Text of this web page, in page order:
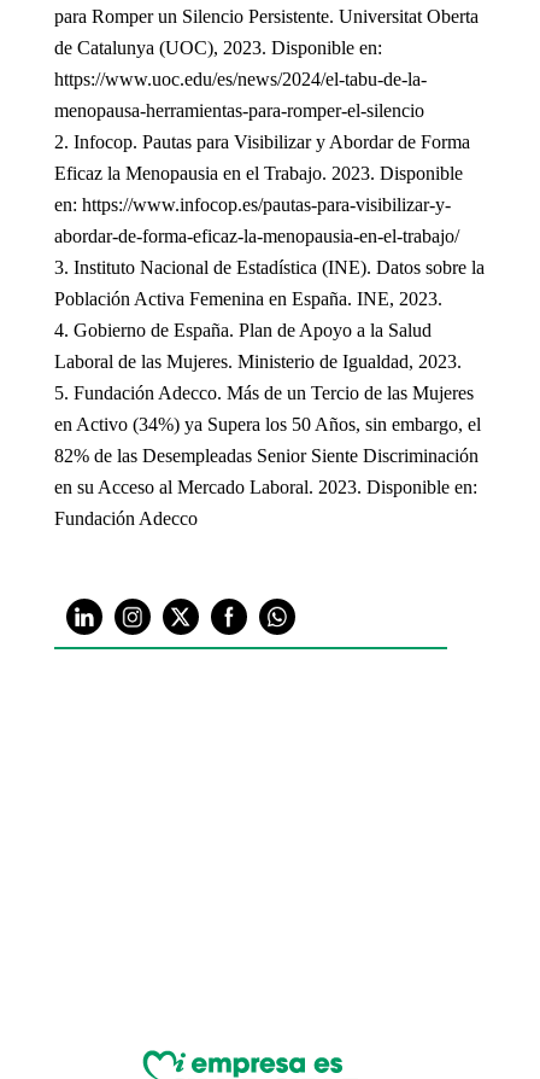
para Romper un Silencio Persistente. Universitat Oberta
de Catalunya (UOC), 2023. Disponible en:
https://www.uoc.edu/es/news/2024/el-tabu-de-la-
menopausa-herramientas-para-romper-el-silencio
Infocop. Pautas para Visibilizar y Abordar de Forma
Eficaz la Menopausia en el Trabajo. 2023. Disponible
en: https://www.infocop.es/pautas-para-visibilizar-y-
abordar-de-forma-eficaz-la-menopausia-en-el-trabajo/
Instituto Nacional de Estadística (INE). Datos sobre la
Población Activa Femenina en España. INE, 2023.
Gobierno de España. Plan de Apoyo a la Salud
Laboral de las Mujeres. Ministerio de Igualdad, 2023.
Fundación Adecco. Más de un Tercio de las Mujeres
en Activo (34%) ya Supera los 50 Años, sin embargo, el
82% de las Desempleadas Senior Siente Discriminación
en su Acceso al Mercado Laboral. 2023. Disponible en:
Fundación Adecco